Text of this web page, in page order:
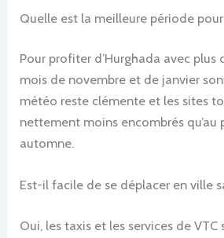
Quelle est la meilleure période
Pour profiter d’Hurghada avec plus
mois de novembre et de janvier
météo reste clémente et les sites
nettement moins encombrés qu’au
automne.
Est-il facile de se déplacer en ville
Oui, les taxis et les services de